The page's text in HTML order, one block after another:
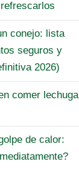
conejo: lista
seguros y
2026)
comer lechuga
de calor: